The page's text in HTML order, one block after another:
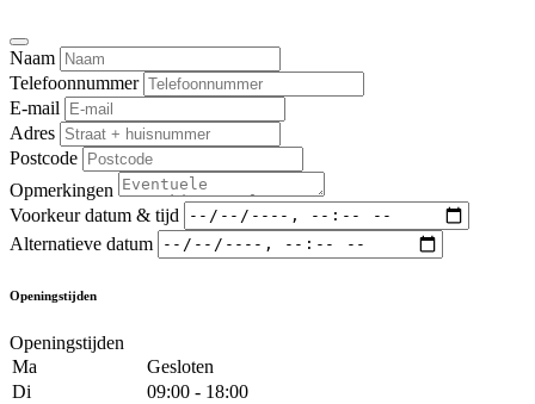
Naam
Telefoonnummer
E-mail
Adres
Postcode
Opmerkingen
Voorkeur datum & tijd
Alternatieve datum
Openingstijden
Openingstijden
Ma
Gesloten
Di
09:00 - 18:00